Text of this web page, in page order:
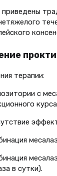
терапии:
с
в сутки).